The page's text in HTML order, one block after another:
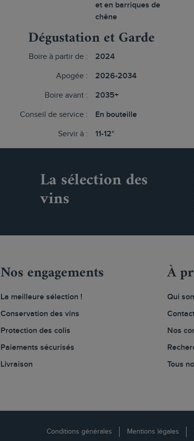
et en barriques de
chêne
Dégustation et Garde
Boire à partir de : 2024
Apogée : 2026-2034
Boire avant : 2035+
Conseil de service : En bouteille
Servir à : 11-12°
La sélection des
vins
Nos engagements
La meilleure sélection !
Conservation des vins
Protection des colis
Paiements sécurisés
Livraison
À
Qui
Nos
Tous
Conditions générales Mentions légales